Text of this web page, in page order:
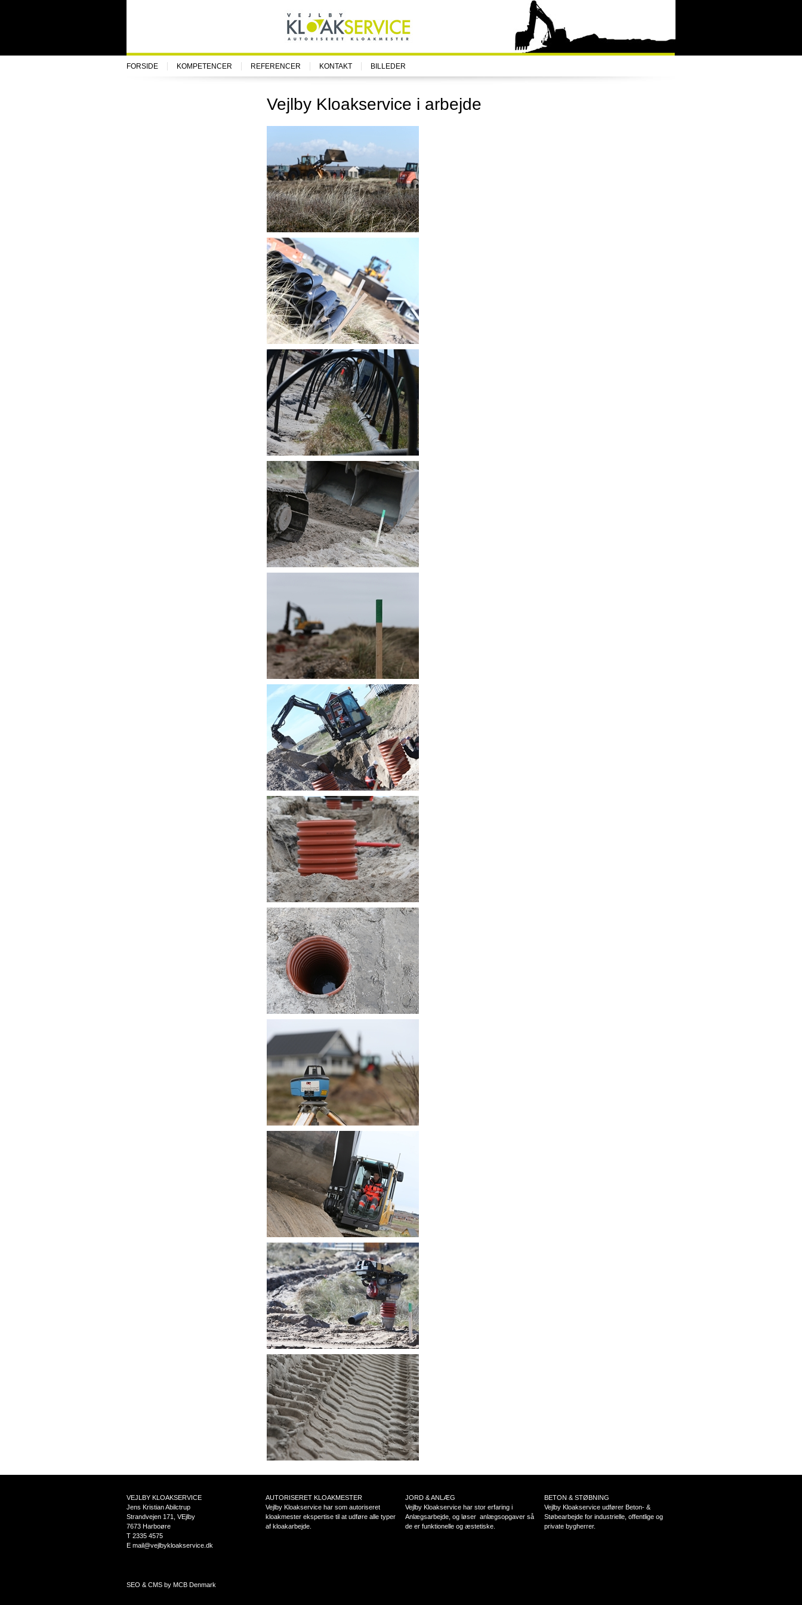
FORSIDE KOMPETENCER REFERENCER KONTAKT BILLEDER
Vejlby Kloakservice i arbejde
VEJLBY KLOAKSERVICE
Jens Kristian Abilctrup
Strandvejen 171, VEjlby
7673 Harboøre
T 2335 4575
E mail@vejlbykloakservice.dk
AUTORISERET KLOAKMESTER
Vejlby Kloakservice har som autoriseret
kloakmester ekspertise til at udføre alle typer
af kloakarbejde.
JORD & ANLÆG
Vejlby Kloakservice har stor erfaring i
Anlægsarbejde, og løser anlægsopgaver så
de er funktionelle og æstetiske.
BETON & STØBNING
Vejlby Kloakservice udfører Beton- &
Støbearbejde for industrielle, offentlige og
private bygherrer.
SEO & CMS by MCB Denmark